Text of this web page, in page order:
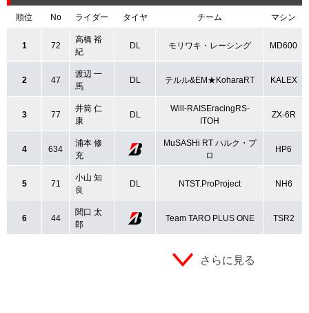
順位 No ライダー タイヤ チーム マシン
1 72
高橋 裕
紀
DL モリワキ・レーシング MD600
2 47
渡辺 一
馬
DL テルル&EM★KoharaRT KALEX
3 77
井筒 仁
康
DL
Will-RAISEracingRS-
ITOH
ZX-6R
4 634
浦本 修
充
MuSASHi RT ハルク・プ
ロ
HP6
5 71
小山 知
良
DL NTST.ProProject NH6
6 44
関口 太
郎
Team TARO PLUS ONE TSR2
さらに見る